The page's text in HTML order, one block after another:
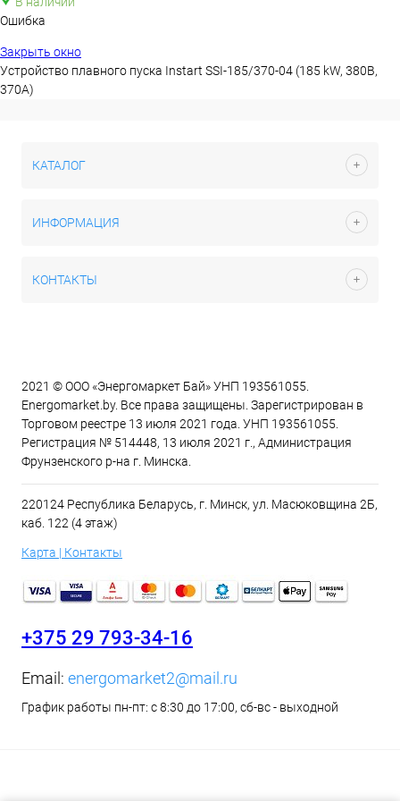
Ошибка
Закрыть окно
Устройство плавного пуска Instart SSI-185/370-04 (185 kW, 380В,
370А)
КАТАЛОГ
ИНФОРМАЦИЯ
КОНТАКТЫ
2021 © ООО «Энергомаркет Бай» УНП 193561055.
Energomarket.by. Все права защищены. Зарегистрирован в
Торговом реестре 13 июля 2021 года. УНП 193561055.
Регистрация № 514448, 13 июля 2021 г., Администрация
Фрунзенского р-на г. Минска.
220124 Республика Беларусь, г. Минск, ул. Масюковщина 2Б,
каб. 122 (4 этаж)
Карта | Контакты
+375 29 793-34-16
Email: energomarket2@mail.ru
График работы пн-пт: с 8:30 до 17:00, сб-вс - выходной